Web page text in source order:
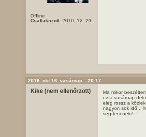
Offline
Csatlakozott: 2010. 12. 29.
2016. okt 16. vasárnap, - 20:17
Kike (nem ellenőrzött)
Ma mikor
ez a vasárnap
elég rossz a
nagyon sok idő...
segíteni neki!